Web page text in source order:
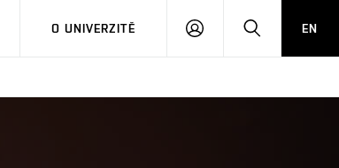
O UNIVERZITĚ
PŘIHLÁSIT HLEDATEN